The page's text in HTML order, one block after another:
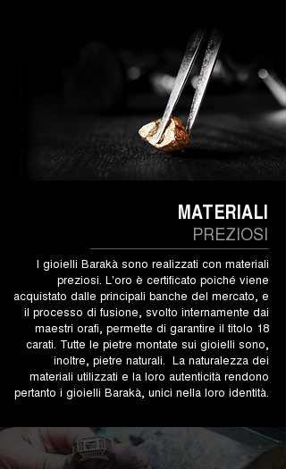
PREZIOSI
MATERIALI
I gioielli Barakà sono realizzati con materiali
preziosi. L'oro è certificato poiché viene
acquistato dalle principali banche del mercato, e
il processo di fusione, svolto internamente dai
maestri orafi, permette di garantire il titolo 18
carati. Tutte le pietre montate sui gioielli sono,
inoltre, pietre naturali. La naturalezza dei
materiali utilizzati e la loro autenticità rendono
pertanto i gioielli Barakà, unici nella loro identità.